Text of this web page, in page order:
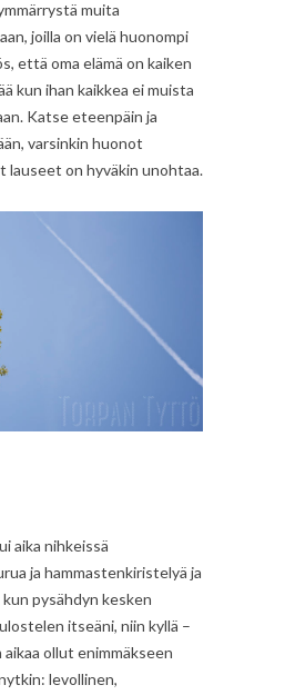
muita
joilla on vielä huonompi
että oma elämä on kaiken
kun ihan kaikkea ei muista
Katse eteenpäin ja
varsinkin huonot
lauseet on hyväkin unohtaa.
aika nihkeissä
ja hammastenkiristelyä ja
pysähdyn kesken
itseäni, niin kyllä –
ollut enimmäkseen
levollinen,